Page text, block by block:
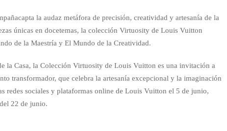
la audaz metáfora de precisión, creatividad y artesanía de la
únicas en docetemas, la colección Virtuosity de Louis Vuitton
de la Maestría y El Mundo de la Creatividad.
la Casa, la Colección Virtuosity de Louis Vuitton es una invitación a
transformador, que celebra la artesanía excepcional y la imaginación
redes sociales y plataformas online de Louis Vuitton el 5 de junio,
22 de junio.